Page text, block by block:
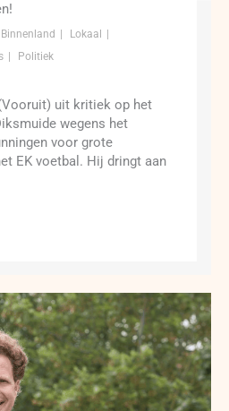
Binnenland
Lokaal
Politiek
uit kritiek op het
wegens het
voor grote
EK voetbal. Hij dringt aan